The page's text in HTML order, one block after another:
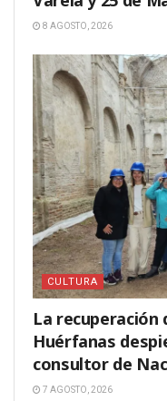
8 AGOSTO, 2026
CULTURA
La recuperación
Huérfanas
consultor de
7 AGOSTO, 2026